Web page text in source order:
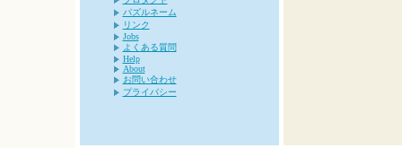
パズルネーム
リンク
Jobs
よくある質問
Help
About
お問い合わせ
プライバシー